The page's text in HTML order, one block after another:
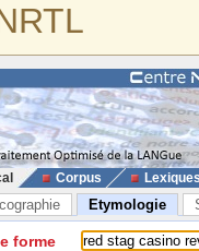
Corpus
Etymologie
forme